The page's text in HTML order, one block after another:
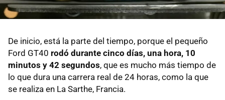
De inicio, está la parte del tiempo, porque el pequeño
Ford GT40 rodó durante cinco días, una hora, 10
minutos y 42 segundos, que es mucho más tiempo de
lo que dura una carrera real de 24 horas, como la que
se realiza en La Sarthe, Francia.